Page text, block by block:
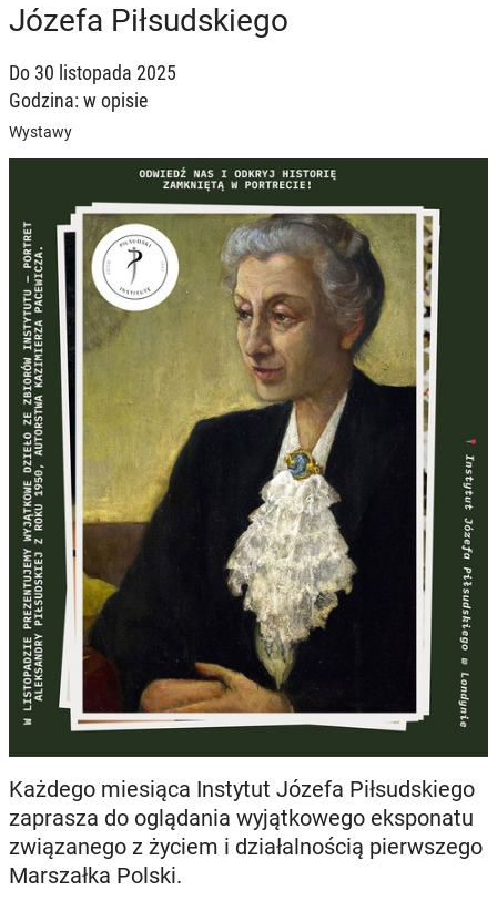
Józefa Piłsudskiego
Do 30 listopada 2025
Godzina: w opisie
Wystawy
Każdego miesiąca Instytut Józefa Piłsudskiego
zaprasza do oglądania wyjątkowego eksponatu
związanego z życiem i działalnością pierwszego
Marszałka Polski.